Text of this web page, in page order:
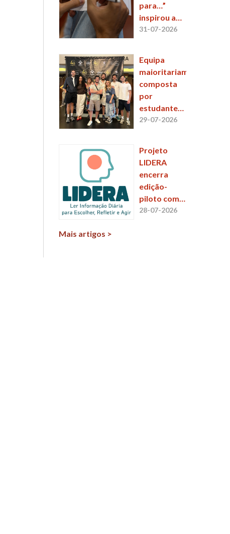
para…”
inspirou a
11.ª sessão
31-07-2026
Equipa
maioritariamente
composta
por
estudantes
e alumni da
2.º lugar no
48 Hour Film
Project 2026
29-07-2026
Projeto
LIDERA
encerra
edição-
piloto com
envolvimento
28-07-2026
Mais artigos >